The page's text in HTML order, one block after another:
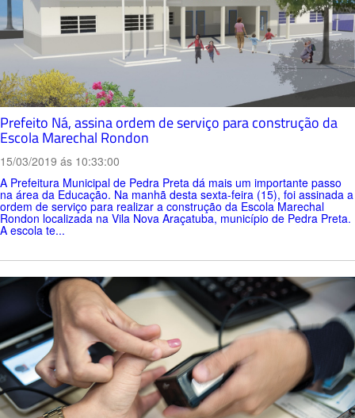
Prefeito Ná, assina ordem de serviço para construção da
Escola Marechal Rondon
15/03/2019 ás 10:33:00
A Prefeitura Municipal de Pedra Preta dá mais um importante passo
na área da Educação. Na manhã desta sexta-feira (15), foi assinada a
ordem de serviço para realizar a construção da Escola Marechal
Rondon localizada na Vila Nova Araçatuba, município de Pedra Preta.
A escola te...